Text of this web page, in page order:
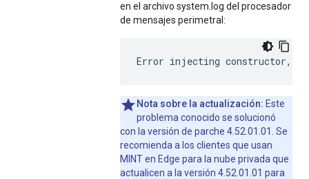
en el archivo system.log del procesador
de mensajes perimetral:
Error injecting constructor,
Nota sobre la actualización: Este
problema conocido se solucionó
con la versión de parche 4.52.01.01. Se
recomienda a los clientes que usan
MINT en Edge para la nube privada que
actualicen a la versión 4.52.01.01 para